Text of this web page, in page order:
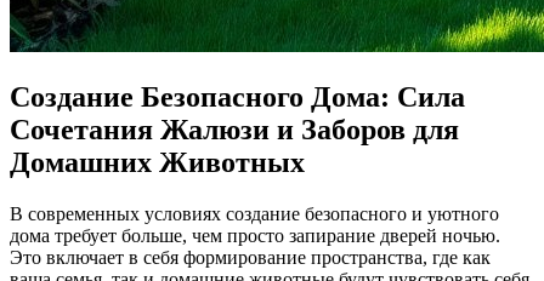
Создание Безопасного Дома: Сила
Сочетания Жалюзи и Заборов для
Домашних Животных
В современных условиях создание безопасного и уютного
дома требует больше, чем просто запирание дверей ночью.
Это включает в себя формирование пространства, где как